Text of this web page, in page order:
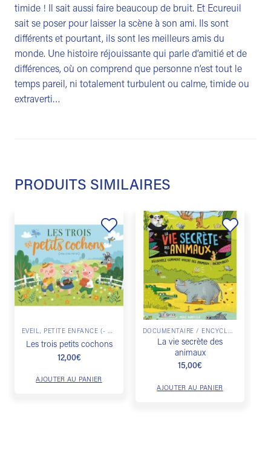
timide ! Il sait aussi faire beaucoup de bruit. Et Ecureuil
sait se poser pour laisser la scène à son ami. Ils sont
différents et pourtant, ils sont les meilleurs amis du
monde. Une histoire réjouissante qui parle d’amitié et de
différences, où on comprend que personne n’est tout le
temps pareil, ni totalement turbulent ou calme, timide ou
extraverti…
PRODUITS SIMILAIRES
Ajouter
à la
liste de
souhaits
ÉVEIL, PETITE ENFANCE (- DE 3 ANS)
Les trois petits cochons
12,00€
AJOUTER AU PANIER
Ajouter
à la
liste de
souhaits
DOCUMENTAIRE / ENCYCLOPÉDIE
La vie secrète des
animaux
15,00€
AJOUTER AU PANIER